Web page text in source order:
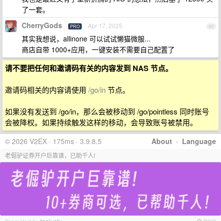
了一套。
66
CherryGods PRO Apr 17, 2025
其实我想说，allinone 可以试试懒猫微服...
商店自带 1000+应用，一键安装不需要自己配置了
请不要把任何和邀请码有关的内容发到 NAS 节点。
邀请码相关的内容请使用 /go/in节点。
如果没有发送到 /go/in，那么会被移动到 /go/pointless 同时账号
会被降权。如果持续触发这样的移动，会导致账号被禁用。
About · Language
© 2026 V2EX · 175ms · 3.9.8.5
老倔驴证券开户巨靠谱，已助千人!